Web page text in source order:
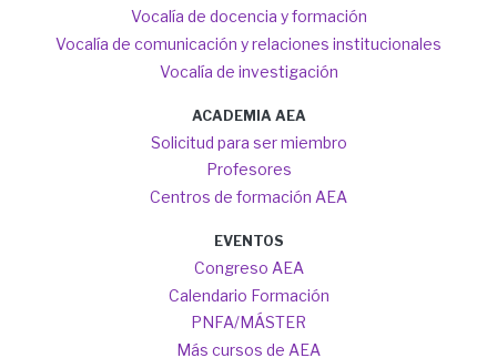
Vocalía de docencia y formación
Vocalía de comunicación y relaciones institucionales
Vocalía de investigación
ACADEMIA AEA
Solicitud para ser miembro
Profesores
Centros de formación AEA
EVENTOS
Congreso AEA
Calendario Formación
PNFA/MÁSTER
Más cursos de AEA